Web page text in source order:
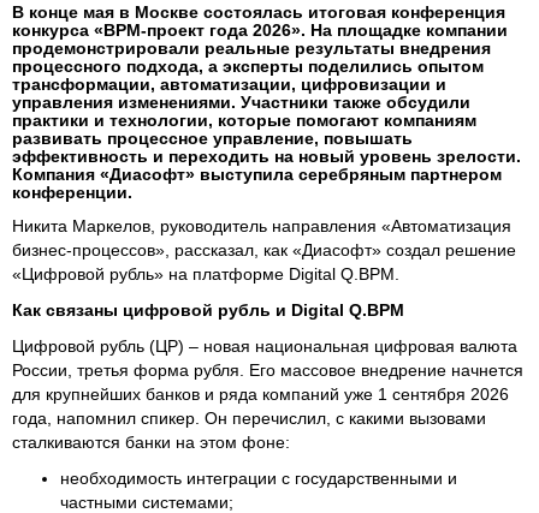
В конце мая в Москве состоялась итоговая конференция
конкурса «BPM-проект года 2026». На площадке компании
продемонстрировали реальные результаты внедрения
процессного подхода, а эксперты поделились опытом
трансформации, автоматизации, цифровизации и
управления изменениями. Участники также обсудили
практики и технологии, которые помогают компаниям
развивать процессное управление, повышать
эффективность и переходить на новый уровень зрелости.
Компания «Диасофт» выступила серебряным партнером
конференции.
Никита Маркелов, руководитель направления «Автоматизация
бизнес-процессов», рассказал, как «Диасофт» создал решение
«Цифровой рубль» на платформе Digital Q.BPM.
Как связаны цифровой рубль и Digital Q.BPM
Цифровой рубль (ЦР) – новая национальная цифровая валюта
России, третья форма рубля. Его массовое внедрение начнется
для крупнейших банков и ряда компаний уже 1 сентября 2026
года, напомнил спикер. Он перечислил, с какими вызовами
сталкиваются банки на этом фоне:
необходимость интеграции с государственными и
частными системами;